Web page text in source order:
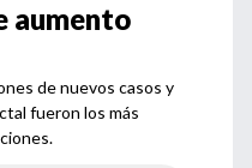
aumento
de nuevos casos y
fueron los más